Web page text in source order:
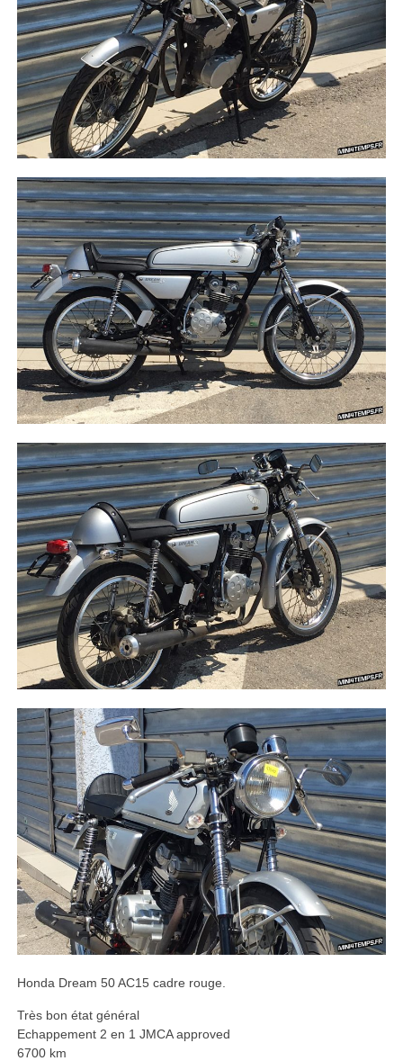
Honda Dream 50 AC15 cadre rouge.
Très bon état général
Echappement 2 en 1 JMCA approved
6700 km